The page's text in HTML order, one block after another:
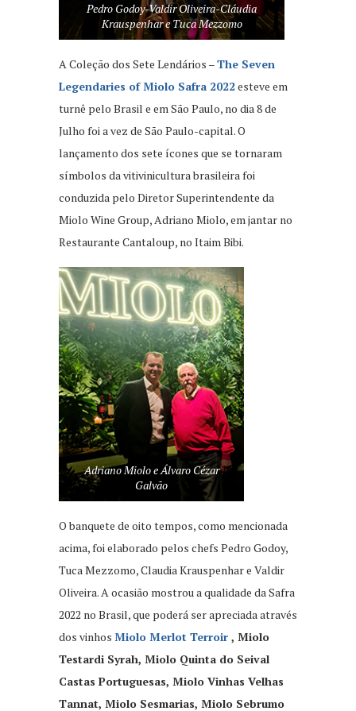
Pedro Godoy-Valdir Oliveira-Cláudia
Krauspenhar e Tuca Mezzomo
A Coleção dos Sete Lendários –The Seven
Legendaries of Miolo Safra 2022esteve em
turnê pelo Brasil e em São Paulo, no dia 8 de
Julho foi a vez de São Paulo-capital. O
lançamento dos sete ícones que se tornaram
símbolos da vitivinicultura brasileira foi
conduzida pelo Diretor Superintendente da
Miolo Wine Group, Adriano Miolo, em jantar no
Restaurante Cantaloup, no Itaim Bibi.
Adriano Miolo e Álvaro Cézar
Galvão
O banquete de oito tempos, como mencionada
acima, foi elaborado pelos chefs Pedro Godoy,
Tuca Mezzomo, Claudia Krauspenhar e Valdir
Oliveira. A ocasião mostrou a qualidade da Safra
2022 no Brasil, que poderá ser apreciada através
dos vinhos Miolo Merlot Terroir , Miolo
Testardi Syrah, Miolo Quinta do Seival
Castas Portuguesas, Miolo Vinhas Velhas
Tannat, Miolo Sesmarias, Miolo Sebrumo